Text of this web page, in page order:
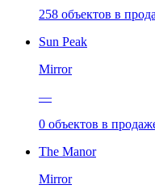
258 объектов в
Sun Peak
Mirror
—
0 объектов в
The Manor
Mirror